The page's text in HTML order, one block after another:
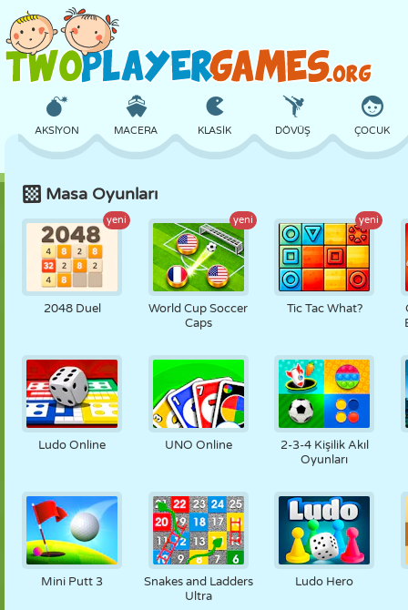
AKSIYON MACERA KLASIK DÖVÜŞ ÇOCUK
UÇAK UZAYLI BASKETBOL
KALE SATRANÇ ÇILGIN SAVUNMA DINOZOR
KIZ ATLAMA MATEMATIK LABIRENT
KUKLA BULMACA REAKSIYON RETRO ROBOT
STRATEJI BECERI TANK TENIS TIC TAC TOE
Masa Oyunları
yeni
2048 Duel
yeni
World Cup Soccer
Caps
yeni
Tic Tac What?
Ludo Online UNO Online
2-3-4 Kişilik Akıl
Oyunları
Mini Putt 3
Snakes and Ladders
Ultra
Ludo Hero